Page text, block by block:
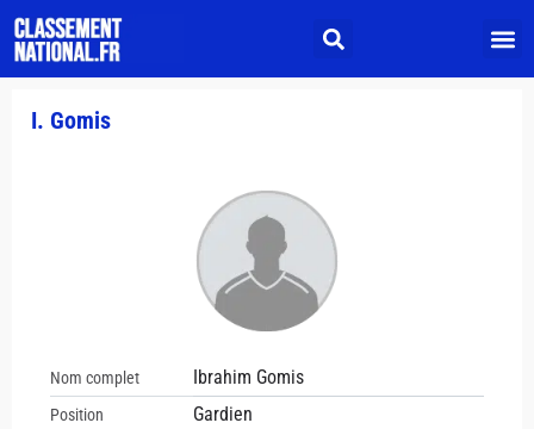
I. Gomis
Nom complet Ibrahim Gomis
Position Gardien